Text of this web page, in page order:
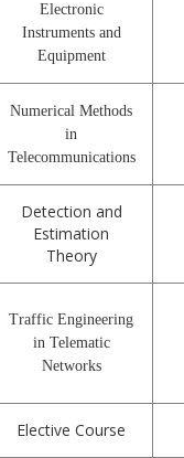
Electronic
Instruments and
Equipment
Numerical Methods
in
Telecommunications
Detection and
Estimation
Theory
Traffic Engineering
in Telematic
Networks
Elective Course